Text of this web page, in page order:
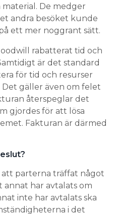
De medger
andra besöket kunde
ett mer noggrant sätt.
rabatterat tid och
är det standard
för tid och resurser
gäller även om felet
återspeglar det
gjordes för att lösa
Fakturan är därmed
parterna träffat något
annat har avtalats om
inte har avtalats ska
i det